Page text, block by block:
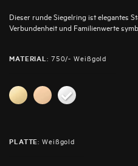
Dieser runde Siegelring ist elegantes
Verbundenheit und Familienwerte
MATERIAL: 750/- Weißgold
PLATTE: Weißgold